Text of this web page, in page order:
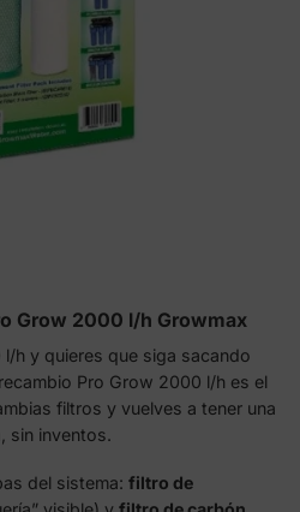
Grow 2000 l/h Growmax
h y quieres que siga sacando
Pro Grow 2000 l/h es el
filtros y vuelves a tener una
sin inventos.
del sistema: filtro de